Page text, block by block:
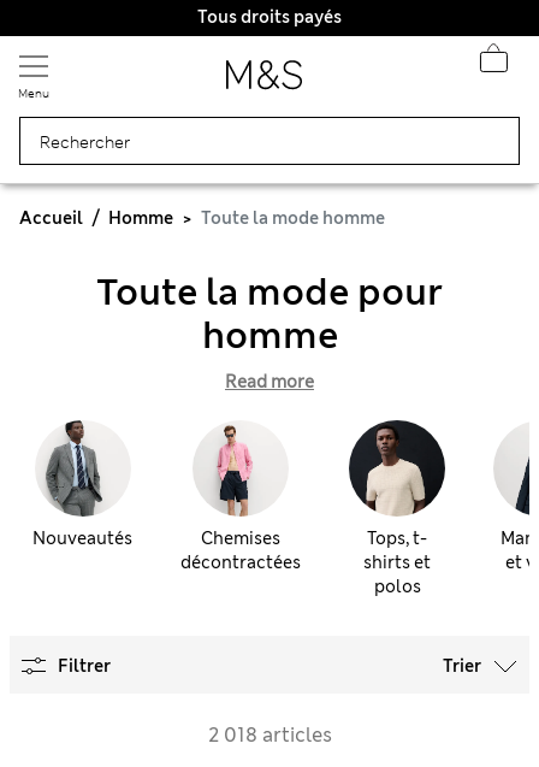
Tous droits payés
Menu
Accueil Homme Toute la mode homme
Toute la mode pour
homme
Read more
Nouveautés
Chemises
décontractées
Tops, t-
shirts et
polos
et
Filtrer Trier
2 018 articles